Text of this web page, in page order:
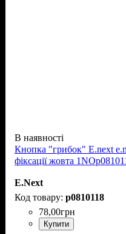
В наявності
Кнопка "грибок" E.next
фіксації жовта
E.Next
p0810118
78,00грн
Купити